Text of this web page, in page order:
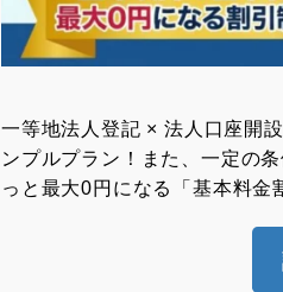
⼀等地法⼈登記 × 法⼈⼝座開
ンプルプラン！また、一定の
っと最大0円になる「基本料金